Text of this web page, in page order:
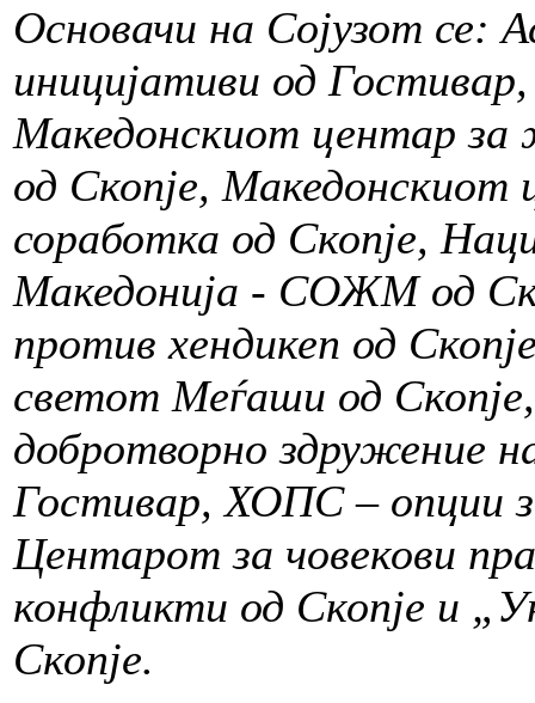
Основачи на Сојузот се:
иницијативи од
Македонскиот центар
од Скопје, Македонскиот
соработка од Скопје,
Македонија - СОЖМ од
против хендикеп од
светот Меѓаши од
добротворно здружение
Гостивар, ХОПС – опции
Центарот за човекови
конфликти од Скопје и
Скопје.